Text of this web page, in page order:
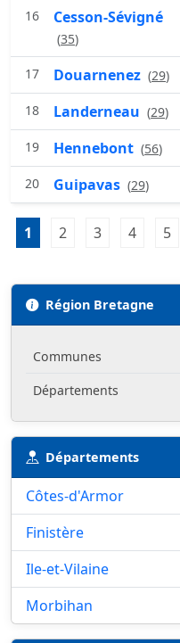
16 Cesson-Sévigné
(35)
17 Douarnenez (29)
18 Landerneau (29)
19 Hennebont (56)
20 Guipavas (29)
Pagination:
1 Page 1
2 Page 2
3 Page 3
4 Page 4
5
Région Bretagne
Communes
Départements
Départements
Côtes-d'Armor
Finistère
Ile-et-Vilaine
Morbihan